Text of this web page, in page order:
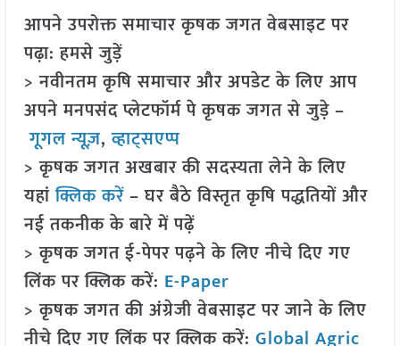
आपने उपरोक्त समाचार कृषक जगत वेबसाइट पर
पढ़ा: हमसे जुड़ें
> नवीनतम कृषि समाचार और अपडेट के लिए आप
अपने मनपसंद प्लेटफॉर्म पे कृषक जगत से जुड़े –
गूगल न्यूज़,व्हाट्सएप्प
> कृषक जगत अखबार की सदस्यता लेने के लिए
यहांक्लिक करें– घर बैठे विस्तृत कृषि पद्धतियों और
नई तकनीक के बारे में पढ़ें
> कृषक जगत ई-पेपर पढ़ने के लिए नीचे दिए गए
लिंक पर क्लिक करें: E-Paper
> कृषक जगत की अंग्रेजी वेबसाइट पर जाने के लिए
नीचे दिए गए लिंक पर क्लिक करें: Global Agric